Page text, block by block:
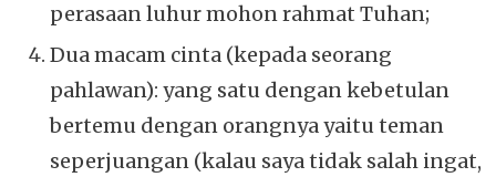
perasaan luhur mohon rahmat Tuhan;
Dua macam cinta (kepada seorang
pahlawan): yang satu dengan kebetulan
bertemu dengan orangnya yaitu teman
seperjuangan (kalau saya tidak salah ingat,